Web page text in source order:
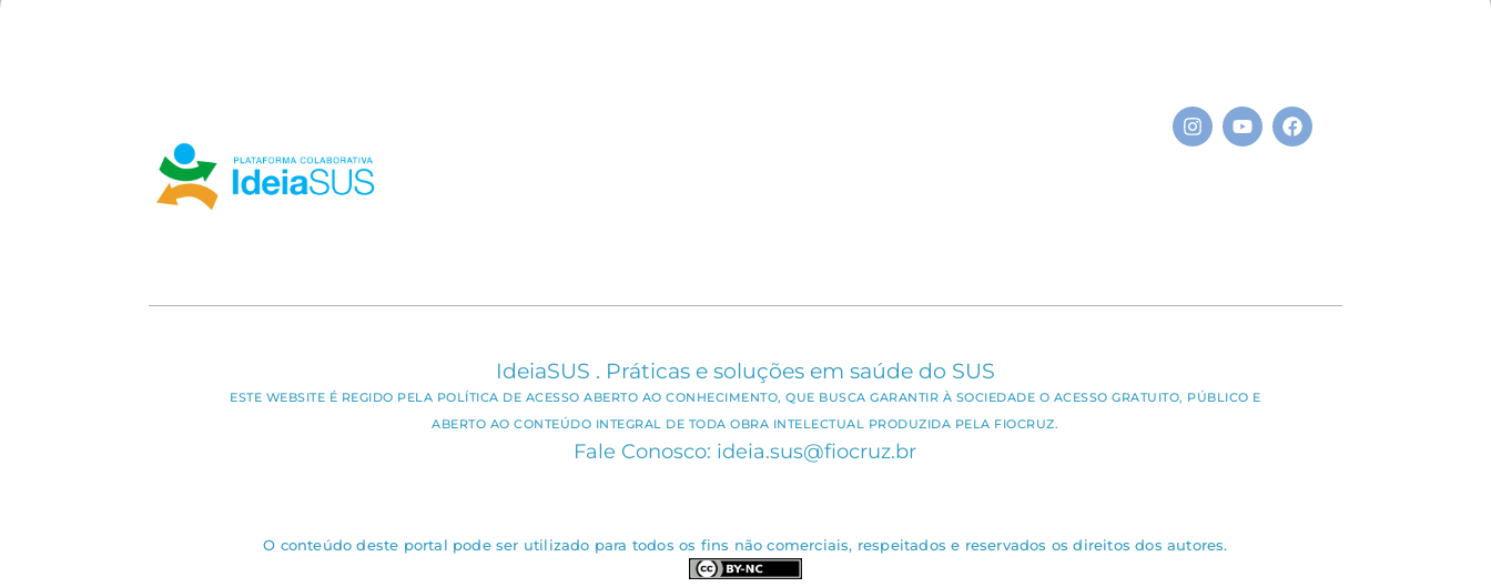
IdeiaSUS . Práticas e soluções em saúde do SUS
ESTE WEBSITE É REGIDO PELA POLÍTICA DE ACESSO ABERTO AO CONHECIMENTO, QUE BUSCA GARANTIR À SOCIEDADE O ACESSO GRATUITO, PÚBLICO E
ABERTO AO CONTEÚDO INTEGRAL DE TODA OBRA INTELECTUAL PRODUZIDA PELA FIOCRUZ.
Fale Conosco: ideia.sus@fiocruz.br
O conteúdo deste portal pode ser utilizado para todos os fins não comerciais, respeitados e reservados os direitos dos autores.